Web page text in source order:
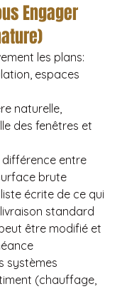
Engager
les plans:
espaces
naturelle,
des fenêtres et
entre
brute
écrite de ce qui
standard
être modifié et
systèmes
(chauffage,